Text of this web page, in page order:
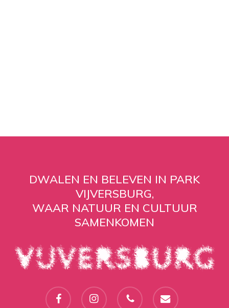
DWALEN EN BELEVEN IN PARK
VIJVERSBURG,
WAAR NATUUR EN CULTUUR
SAMENKOMEN
facebook instagram phone email